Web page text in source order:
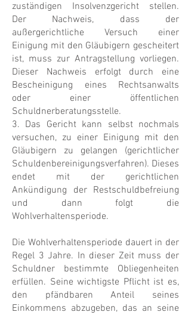
zuständigen Insolvenzgericht stellen.
Der Nachweis, dass der
außergerichtliche Versuch einer
Einigung mit den Gläubigern gescheitert
ist, muss zur Antragstellung vorliegen.
Dieser Nachweis erfolgt durch eine
Bescheinigung eines Rechtsanwalts
oder einer öffentlichen
Schuldnerberatungsstelle.
3. Das Gericht kann selbst nochmals
versuchen, zu einer Einigung mit den
Gläubigern zu gelangen (gerichtlicher
Schuldenbereinigungsverfahren). Dieses
endet mit der gerichtlichen
Ankündigung der Restschuldbefreiung
und dann folgt die
Wohlverhaltensperiode.
Die Wohlverhaltensperiode dauert in der
Regel 3 Jahre. In dieser Zeit muss der
Schuldner bestimmte Obliegenheiten
erfüllen. Seine wichtigste Pflicht ist es,
den pfändbaren Anteil seines
Einkommens abzugeben, das an seine